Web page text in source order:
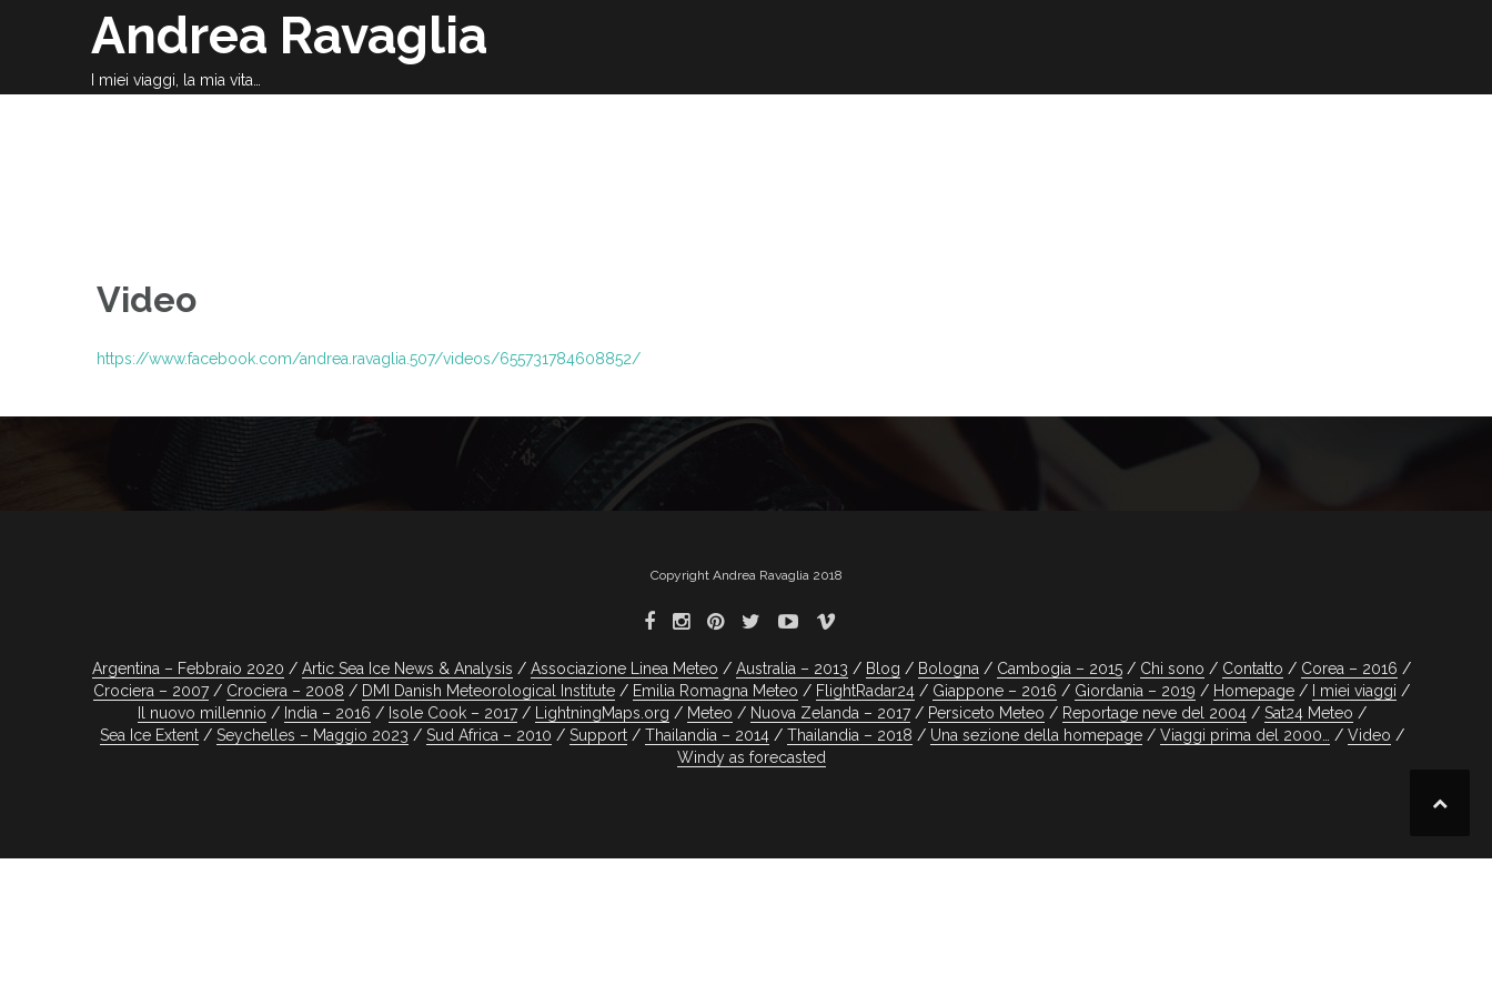
Andrea Ravaglia
I miei viaggi, la mia vita…
Video
https://www.facebook.com/andrea.ravaglia.507/videos/655731784608852/
Copyright Andrea Ravaglia 2018
Argentina – Febbraio 2020 Artic Sea Ice News & Analysis Associazione Linea Meteo Australia – 2013 Blog Bologna Cambogia – 2015 Chi sono Contatto
Corea – 2016
Crociera – 2007
Crociera – 2008 DMI Danish Meteorological Institute Emilia Romagna Meteo FlightRadar24 Giappone – 2016 Giordania – 2019 Homepage
I miei viaggi
Il nuovo millennio
India – 2016 Isole Cook – 2017 LightningMaps.org Meteo Nuova Zelanda – 2017 Persiceto Meteo Reportage neve del 2004
Sat24 Meteo
Sea Ice Extent
Seychelles – Maggio 2023 Sud Africa – 2010 Support Thailandia – 2014 Thailandia – 2018 Una sezione della homepage Viaggi prima del 2000…
Video
Windy as forecasted